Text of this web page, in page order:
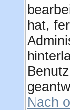
hat,
Nach